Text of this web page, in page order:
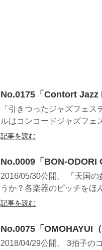
No.0175「Contort Jazz
「引きつったジャズフェ
ルはコンコードジャズフェ
記事を読む
No.0009「BON-ODORI
2016/05/30公開。 「天国
うか？各楽器のピッチをほ
記事を読む
No.0075「OMOHAYUI（
2018/04/29公開。 3拍子の